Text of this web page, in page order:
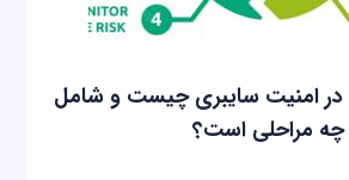
امنیت سایبری چیست و شامل
چه مراحلی است؟